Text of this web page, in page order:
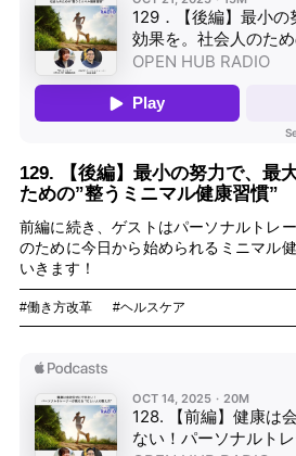
129. 【後編】最小の努力で、最
ための”整うミニマル健康習慣”
前編に続き、ゲストはパーソナルトレ
のために今日から始められるミニマル
いきます！
#働き方改革 #ヘルスケア